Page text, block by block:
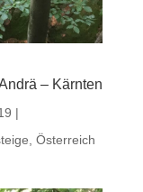
– Kärnten
|
Österreich